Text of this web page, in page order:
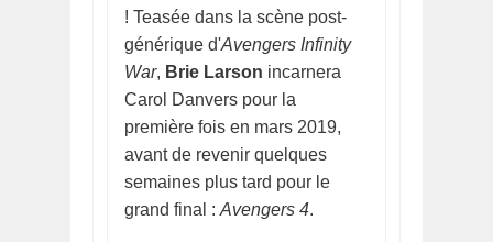
! Teasée dans la scène post-
générique d'Avengers Infinity
War, Brie Larson incarnera
Carol Danvers pour la
première fois en mars 2019,
avant de revenir quelques
semaines plus tard pour le
grand final : Avengers 4.